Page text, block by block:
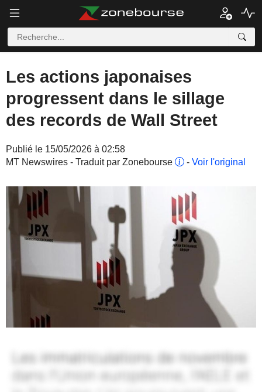
Les actions japonaises
progressent dans le sillage
des records de Wall Street
Publié le 15/05/2026 à 02:58
MT Newswires - Traduit par Zonebourse
- Voir l'original